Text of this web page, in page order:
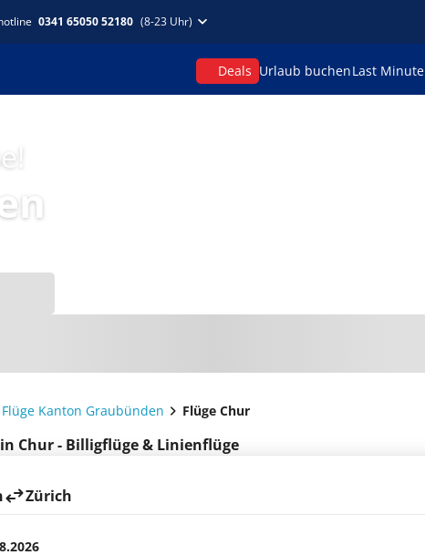
0341 65050 52180 (8-23 Uhr)
Deals Urlaub buchenLast Minute
Flüge Kanton Graubünden Flüge Chur
Chur - Billigflüge & Linienflüge
Zürich